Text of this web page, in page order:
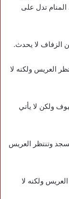
المنام تدل على
العريس ولكنه لا
ولكن لا يأتي
وتنتظر العريس
ولكنه لا